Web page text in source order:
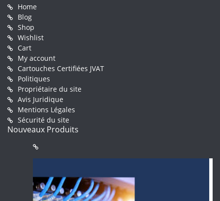
Home
Blog
Shop
Wishlist
Cart
My account
Cartouches Certifiées JVAT
Politiques
Propriétaire du site
Avis Juridique
Mentions Légales
Sécurité du site
Nouveaux Produits